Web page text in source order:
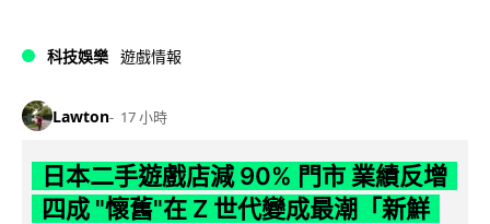
科技娛樂 遊戲情報
Lawton 17 小時
日本二手遊戲店減 90% 門市 業績反增
四成 "懷舊"在 Z 世代變成最潮「新鮮